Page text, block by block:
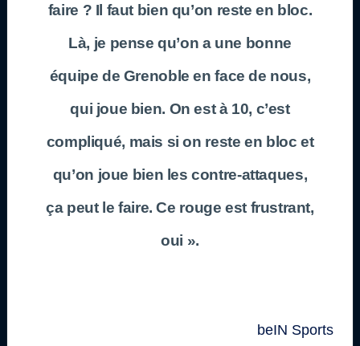
faire ? Il faut bien qu’on reste en bloc.
Là, je pense qu’on a une bonne
équipe de Grenoble en face de nous,
qui joue bien. On est à 10, c’est
compliqué, mais si on reste en bloc et
qu’on joue bien les contre-attaques,
ça peut le faire. Ce rouge est frustrant,
oui ».
beIN Sports